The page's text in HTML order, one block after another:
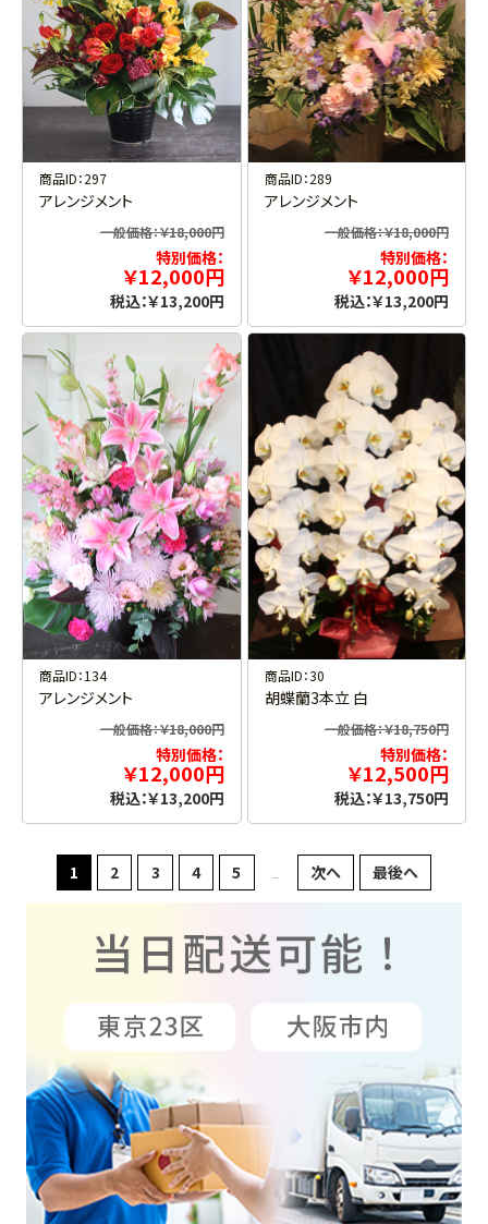
商品ID：297
アレンジメント
一般価格：￥18,000円
特別価格：
￥12,000円
税込：￥13,200円
商品ID：289
アレンジメント
一般価格：￥18,000円
特別価格：
￥12,000円
税込：￥13,200円
商品ID：134
アレンジメント
一般価格：￥18,000円
特別価格：
￥12,000円
税込：￥13,200円
商品ID：30
胡蝶蘭3本立 白
一般価格：￥18,750円
特別価格：
￥12,500円
税込：￥13,750円
1 2 3 4 5 ... 次へ 最後へ